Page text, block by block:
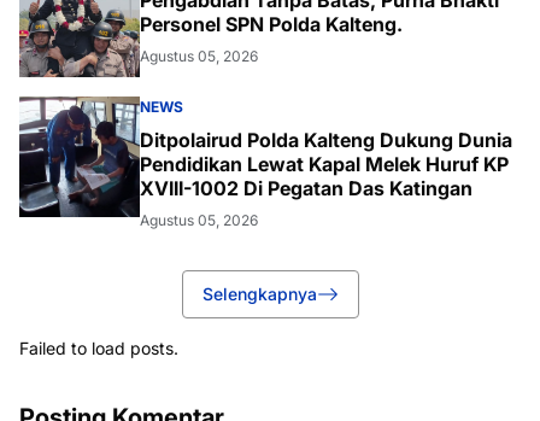
Personel SPN Polda Kalteng.
Agustus 05, 2026
NEWS
Ditpolairud Polda Kalteng Dukung Dunia
Pendidikan Lewat Kapal Melek Huruf KP
XVIII-1002 Di Pegatan Das Katingan
Agustus 05, 2026
Selengkapnya
Failed to load posts.